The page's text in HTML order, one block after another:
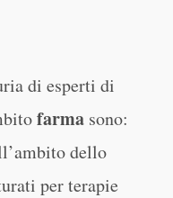
di esperti di
farma sono:
dello
per terapie